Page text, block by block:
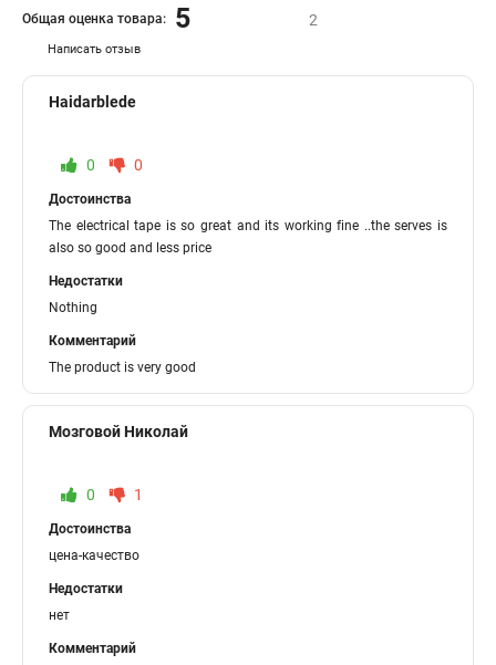
Написать отзыв
Общая оценка товара: 5 2
Haidarblede
0 0
Достоинства
The electrical tape is so great and its working fine ..the serves is
also so good and less price
Недостатки
Nothing
Комментарий
The product is very good
Мозговой Николай
0 1
Достоинства
цена-качество
Недостатки
нет
Комментарий